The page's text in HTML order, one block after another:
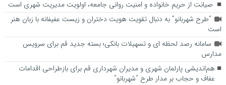
صیانت از حریم خانواده و امنیت روانی جامعه، اولویت مدیریت شهری است
“طرح شهربانو” به دنبال تقویت هویت دختران و زیست عفیفانه با زبان هنر
است
سامانه رصد لحظه ای و تسهیلات بانکی؛ بسته جدید قم برای سرویس
مدارس
هم‌اندیشی پارلمان شهری و مدیران شهرداری قم برای بازطراحی اقدامات
عفاف و حجاب بر مدار طرح “شهربانو”